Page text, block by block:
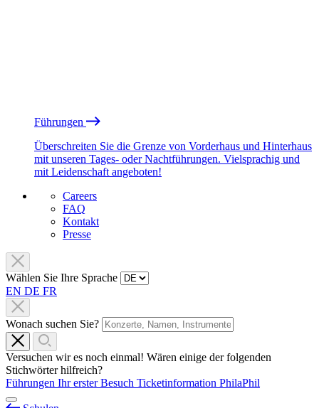
Führungen
Überschreiten Sie die Grenze von Vorderhaus und Hinterhaus
mit unseren Tages- oder Nachtführungen. Vielsprachig und
mit Leidenschaft angeboten!
Careers
FAQ
Kontakt
Presse
Wählen Sie Ihre Sprache
EN DE FR
Wonach suchen Sie?
Versuchen wir es noch einmal! Wären einige der folgenden
Stichwörter hilfreich?
Führungen Ihr erster Besuch Ticketinformation PhilaPhil